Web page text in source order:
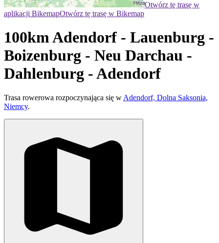
Otwórz tę trasę w
aplikacji BikemapOtwórz tę trasę w Bikemap
100km Adendorf - Lauenburg -
Boizenburg - Neu Darchau -
Dahlenburg - Adendorf
Trasa rowerowa rozpoczynająca się w Adendorf, Dolna Saksonia,
Niemcy.